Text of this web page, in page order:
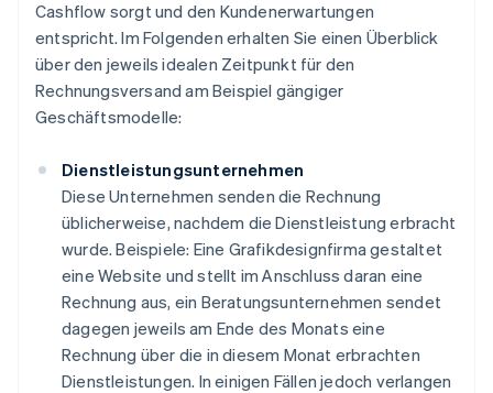
Cashflow sorgt und den Kundenerwartungen
entspricht. Im Folgenden erhalten Sie einen Überblick
über den jeweils idealen Zeitpunkt für den
Rechnungsversand am Beispiel gängiger
Geschäftsmodelle:
Dienstleistungsunternehmen
Diese Unternehmen senden die Rechnung
üblicherweise, nachdem die Dienstleistung erbracht
wurde. Beispiele: Eine Grafikdesignfirma gestaltet
eine Website und stellt im Anschluss daran eine
Rechnung aus, ein Beratungsunternehmen sendet
dagegen jeweils am Ende des Monats eine
Rechnung über die in diesem Monat erbrachten
Dienstleistungen. In einigen Fällen jedoch verlangen